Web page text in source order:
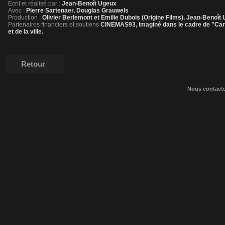
Ecrit et réalisé par : Jean-Benoît Ugeux
Avec : Pierre Sartenaer, Douglas Grauwels
Production : Olivier Berlemont et Emilie Dubois (Origine Films), Jean-Benoît
Partenaires financiers et soutiens CINEMAS93, imaginé dans le cadre de
et de la ville.
Retour
Nous